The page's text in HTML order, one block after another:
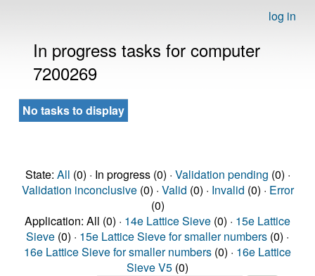
log in
In progress tasks for computer
7200269
No tasks to display
State: All (0) · In progress (0) · Validation pending (0) ·
Validation inconclusive(0) · Valid (0) · Invalid (0) · Error
(0)
Application: All (0) · 14e Lattice Sieve (0) · 15e Lattice
Sieve (0) · 15e Lattice Sieve for smaller numbers (0) ·
16e Lattice Sieve for smaller numbers (0) · 16e Lattice
Sieve V5 (0)